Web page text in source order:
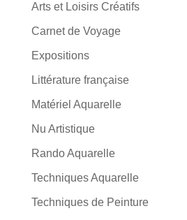
Arts et Loisirs Créatifs
Carnet de Voyage
Expositions
Littérature française
Matériel Aquarelle
Nu Artistique
Rando Aquarelle
Techniques Aquarelle
Techniques de Peinture